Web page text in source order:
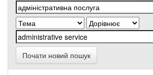
Почати новий пошук